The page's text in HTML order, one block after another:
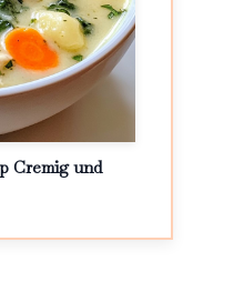
Cremig und